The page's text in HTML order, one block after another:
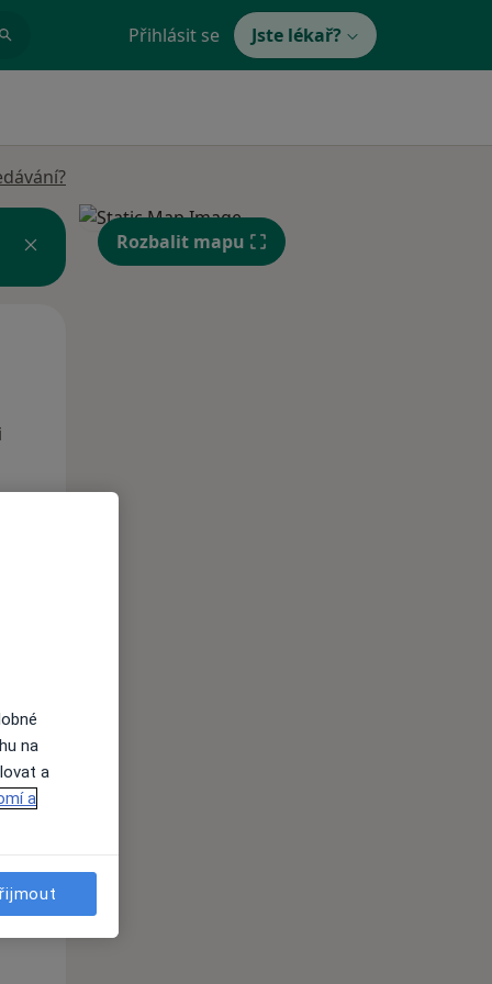
Přihlásit se Jste lékař?
Rozbalit mapu
na
a
a